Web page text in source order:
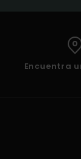
Encuentra